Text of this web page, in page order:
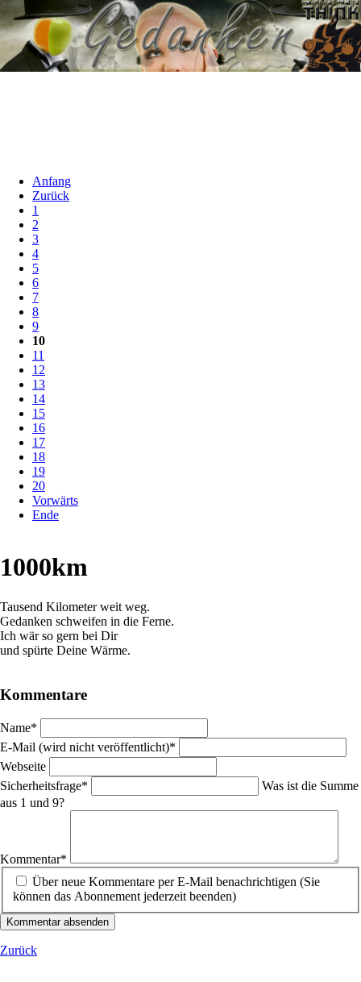
Anfang
Zurück
1
2
3
4
5
6
7
8
9
10
11
12
13
14
15
16
17
18
19
20
Vorwärts
Ende
1000km
Tausend Kilometer weit weg.
Gedanken schweifen in die Ferne.
Ich wär so gern bei Dir
und spürte Deine Wärme.
Kommentare
Pflichtfeld
Name*
Pflichtfeld
E-Mail (wird nicht veröffentlicht)*
Webseite
Pflichtfeld
Sicherheitsfrage*
Was ist die Summe
aus 1 und 9?
Kommentar*
Über neue Kommentare per E-Mail benachrichtigen (Sie
können das Abonnement jederzeit beenden)
Kommentar absenden
Zurück